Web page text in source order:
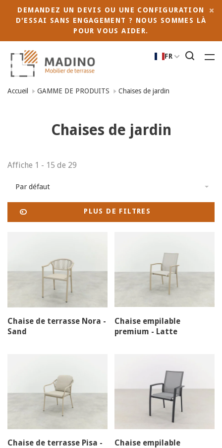
DEMANDEZ UN DEVIS OU UNE CONFIGURATION
D'ESSAI SANS ENGAGEMENT ? NOUS SOMMES LÀ
POUR VOUS AIDER.
FR
Accueil GAMME DE PRODUITS Chaises de jardin
Chaises de jardin
Affiche 1 - 15 de 29
Par défaut
PLUS DE FILTRES
Chaise de terrasse Nora -
Sand
Chaise empilable
premium - Latte
Chaise de terrasse Pisa -
Chaise empilable